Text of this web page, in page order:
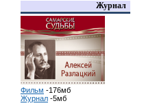
Журнал
Фильм -176мб
Журнал -5мб